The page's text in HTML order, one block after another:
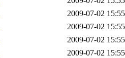
2009-07-02 15:55
2009-07-02 15:55
2009-07-02 15:55
2009-07-02 15:55